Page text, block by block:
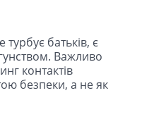
батьків, є
Важливо
контактів
безпеки, а не як